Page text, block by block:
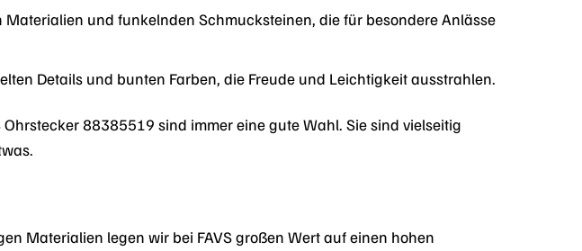
Materialien und funkelnden Schmucksteinen, die für besondere Anlässe
Details und bunten Farben, die Freude und Leichtigkeit ausstrahlen.
88385519 sind immer eine gute Wahl. Sie sind vielseitig
Materialien legen wir bei FAVS großen Wert auf einen hohen